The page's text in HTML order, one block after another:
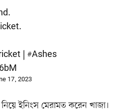
| #Ashes
17, 2023
ইনিংস মেরামত করেন খাজা।